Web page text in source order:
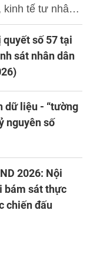
kinh tế tư nhân
đổi mới sáng
quyết số 57 tại
sát nhân dân
dữ liệu - “tường
nguyên số
2026: Nội
bám sát thực
chiến đấu